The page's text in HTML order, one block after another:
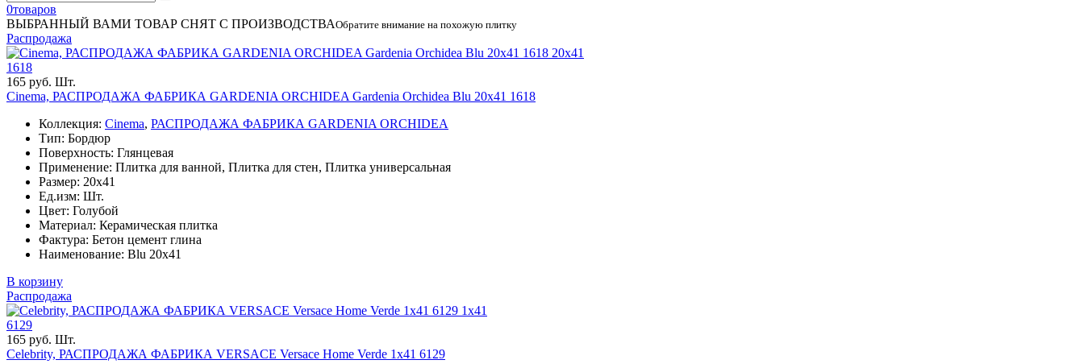
0товаров
ВЫБРАННЫЙ ВАМИ ТОВАР СНЯТ С ПРОИЗВОДСТВАОбратите внимание на похожую плитку
Распродажа
20x41
1618
165 руб. Шт.
Cinema, РАСПРОДАЖА ФАБРИКА GARDENIA ORCHIDEA Gardenia Orchidea Blu 20х41 1618
Коллекция: Cinema, РАСПРОДАЖА ФАБРИКА GARDENIA ORCHIDEA
Тип: Бордюр
Поверхность: Глянцевая
Применение: Плитка для ванной, Плитка для стен, Плитка универсальная
Размер: 20x41
Ед.изм: Шт.
Цвет: Голубой
Материал: Керамическая плитка
Фактура: Бетон цемент глина
Наименование: Blu 20х41
В корзину
Распродажа
1x41
6129
165 руб. Шт.
Celebrity, РАСПРОДАЖА ФАБРИКА VERSACE Versace Home Verde 1х41 6129